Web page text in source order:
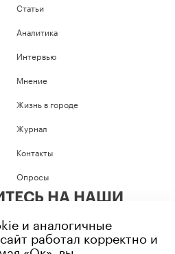
Статьи
Аналитика
Интервью
Мнение
Жизнь в городе
Журнал
Контакты
Опросы
НА НАШИ
и аналогичные
работал корректно и